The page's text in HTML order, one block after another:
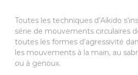
Toutes les techniques d’Aïkido
série de mouvements circulaires
toutes les formes d’agressivité
les mouvements à la main, au
ou à genoux.